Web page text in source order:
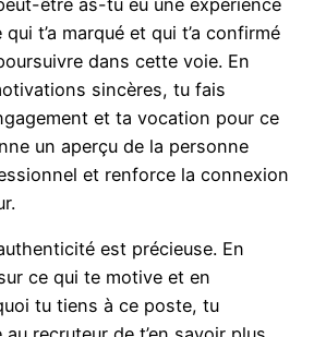
t’a marqué et qui t’a confirmé
dans cette voie. En
sincères, tu fais
et ta vocation pour ce
un aperçu de la personne
et renforce la connexion
est précieuse. En
ce qui te motive et en
tu tiens à ce poste, tu